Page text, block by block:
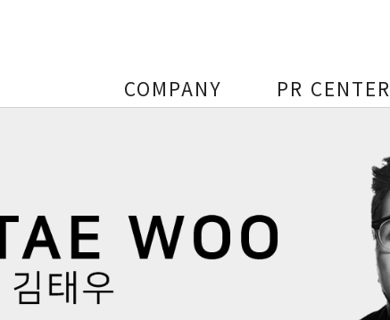
COMPANY PR CENTER